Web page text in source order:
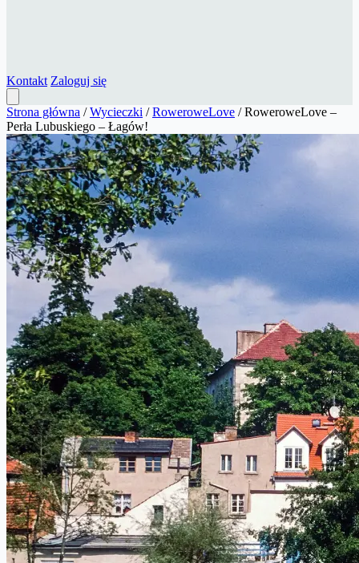
Kontakt Zaloguj się
Strona główna / Wycieczki / RoweroweLove / RoweroweLove –
Perła Lubuskiego – Łagów!